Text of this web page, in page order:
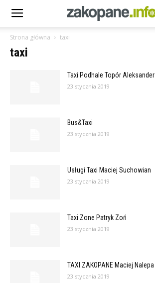
Strona główna taxi
taxi
Taxi Podhale Topór Aleksander
23 stycznia 2019
Bus&Taxi
23 stycznia 2019
Usługi Taxi Maciej Suchowian
23 stycznia 2019
Taxi Zone Patryk Zoń
23 stycznia 2019
TAXI ZAKOPANE Maciej Nalepa
23 stycznia 2019